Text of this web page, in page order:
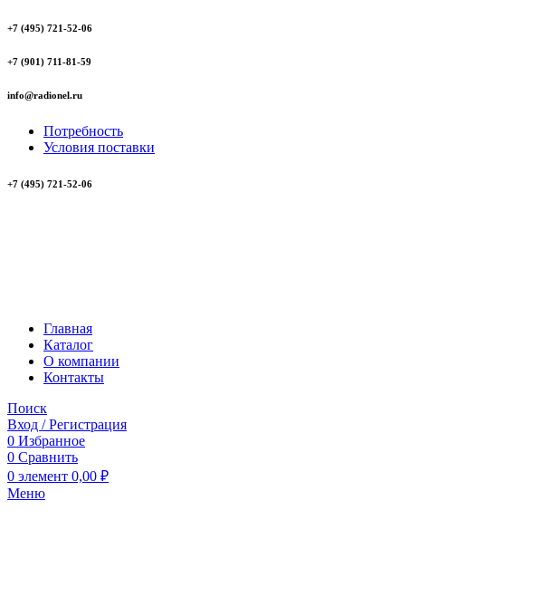
+7 (495) 721-52-06
+7 (901) 711-81-59
info@radionel.ru
Потребность
Условия поставки
+7 (495) 721-52-06
Главная
Каталог
О компании
Контакты
Поиск
Вход / Регистрация
0 Избранное
0 Сравнить
0 элемент 0,00 ₽
Меню